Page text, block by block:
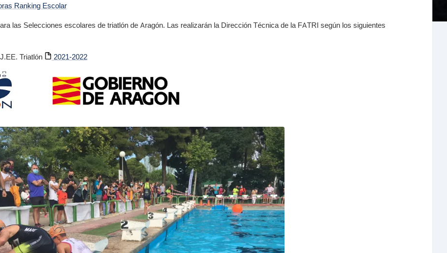
Ranking Escolar
las Selecciones escolares de triatlón de Aragón. Las realizarán la Dirección Técnica de la FATRI según los siguientes
Triatlón
2021-2022